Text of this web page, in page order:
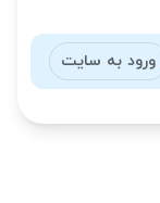
ورود به سایت